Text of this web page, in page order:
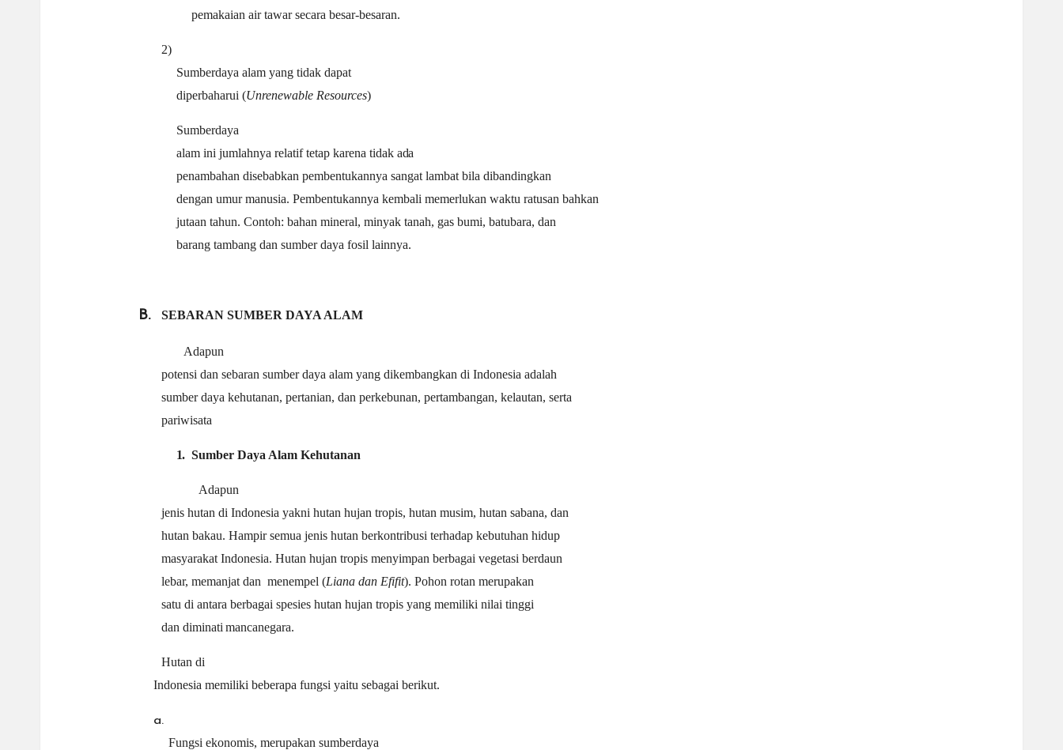
pemakaian air tawar secara besar-besaran.
2)
Sumberdaya alam yang tidak dapat
diperbaharui (Unrenewable Resources)
Sumberdaya
alam ini jumlahnya relatif tetap karena tidak ada
penambahan disebabkan pembentukannya sangat lambat bila dibandingkan
dengan umur manusia. Pembentukannya kembali memerlukan waktu ratusan bahkan
jutaan tahun. Contoh: bahan mineral, minyak tanah, gas bumi, batubara, dan
barang tambang dan sumber daya fosil lainnya.
B. SEBARAN SUMBER DAYA ALAM
Adapun
potensi dan sebaran sumber daya alam yang dikembangkan di Indonesia adalah
sumber daya kehutanan, pertanian, dan perkebunan, pertambangan, kelautan, serta
pariwisata
1. Sumber Daya Alam Kehutanan
Adapun
jenis hutan di Indonesia yakni hutan hujan tropis, hutan musim, hutan sabana, dan
hutan bakau. Hampir semua jenis hutan berkontribusi terhadap kebutuhan hidup
masyarakat Indonesia. Hutan hujan tropis menyimpan berbagai vegetasi berdaun
lebar, memanjat dan menempel (Liana dan Efifit). Pohon rotan merupakan
satu di antara berbagai spesies hutan hujan tropis yang memiliki nilai tinggi
dan diminati mancanegara.
Hutan di
Indonesia memiliki beberapa fungsi yaitu sebagai berikut.
a.
Fungsi ekonomis, merupakan sumberdaya